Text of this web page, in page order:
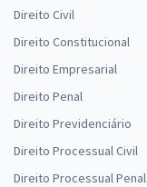
Direito Civil
Direito Constitucional
Direito Empresarial
Direito Penal
Direito Previdenciário
Direito Processual Civil
Direito Processual Penal